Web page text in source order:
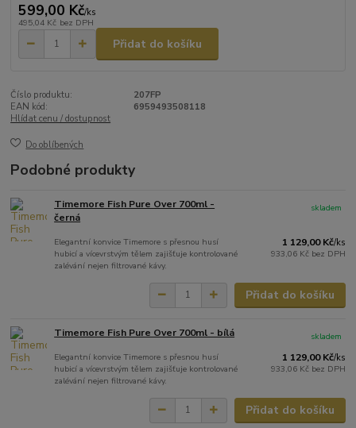
599,00 Kč/ks
495,04 Kč bez DPH
Přidat do košíku
Číslo produktu:
207FP
EAN kód:
6959493508118
Hlídat cenu / dostupnost
Do oblíbených
Podobné produkty
Timemore Fish Pure Over 700ml -
černá
Elegantní konvice Timemore s přesnou husí
hubicí a vícevrstvým tělem zajišťuje kontrolované
zalévání nejen filtrované kávy.
1 129,00 Kč/ks
933,06 Kč bez DPH
skladem
Přidat do košíku
Timemore Fish Pure Over 700ml - bílá
Elegantní konvice Timemore s přesnou husí
hubicí a vícevrstvým tělem zajišťuje kontrolované
zalévání nejen filtrované kávy.
1 129,00 Kč/ks
933,06 Kč bez DPH
skladem
Přidat do košíku